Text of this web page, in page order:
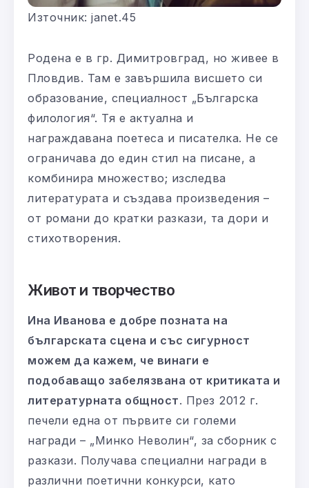
Източник: janet.45
Родена е в гр. Димитровград, но живее в
Пловдив. Там е завършила висшето си
образование, специалност „Българска
филология“. Тя е актуална и
награждавана поетеса и писателка. Не се
ограничава до един стил на писане, а
комбинира множество; изследва
литературата и създава произведения –
от романи до кратки разкази, та дори и
стихотворения.
Живот и творчество
Ина Иванова е добре позната на
българската сцена и със сигурност
можем да кажем, че винаги е
подобаващо забелязвана от критиката и
литературната общност. През 2012 г.
печели една от първите си големи
награди – „Минко Неволин“, за сборник с
разкази. Получава специални награди в
различни поетични конкурси, като